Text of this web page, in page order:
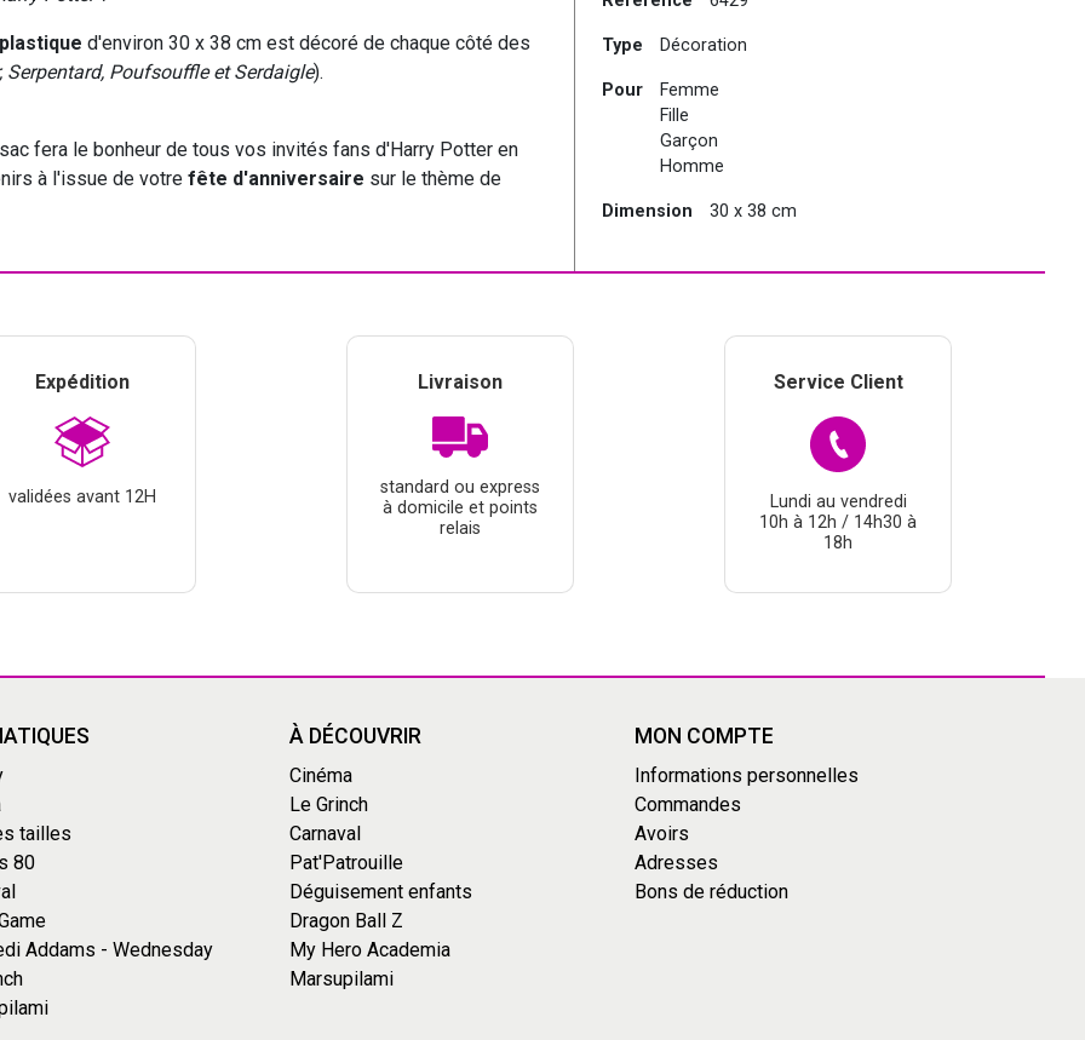
d'environ 30 x 38 cm est décoré de chaque côté des
Serpentard, Poufsouffle et Serdaigle).
fera le bonheur de tous vos invités fans d'Harry Potter en
à l'issue de votre fête d'anniversaire sur le thème de
Type Décoration
Pour
Femme
Fille
Garçon
Homme
Dimension 30 x 38 cm
Expédition
validées avant 12H
Livraison
standard ou express
à domicile et points
relais
Service Client
Lundi au vendredi
10h à 12h / 14h30 à
18h
tailles
80
Addams - Wednesday
À DÉCOUVRIR
Cinéma
Le Grinch
Carnaval
Pat'Patrouille
Déguisement enfants
Dragon Ball Z
My Hero Academia
Marsupilami
MON COMPTE
Informations personnelles
Commandes
Avoirs
Adresses
Bons de réduction